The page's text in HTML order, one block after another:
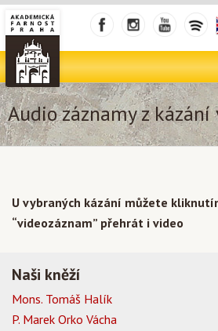
Audio záznamy z
U vybraných kázání můžete
“videozáznam” přehrát i video
Naši kněží
Mons. Tomáš Halík
P. Marek Orko Vácha